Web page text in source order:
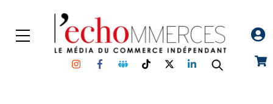
content
Menu
InstagramFacebookGroupe
Facebook
TikTokTwitterLinkedin